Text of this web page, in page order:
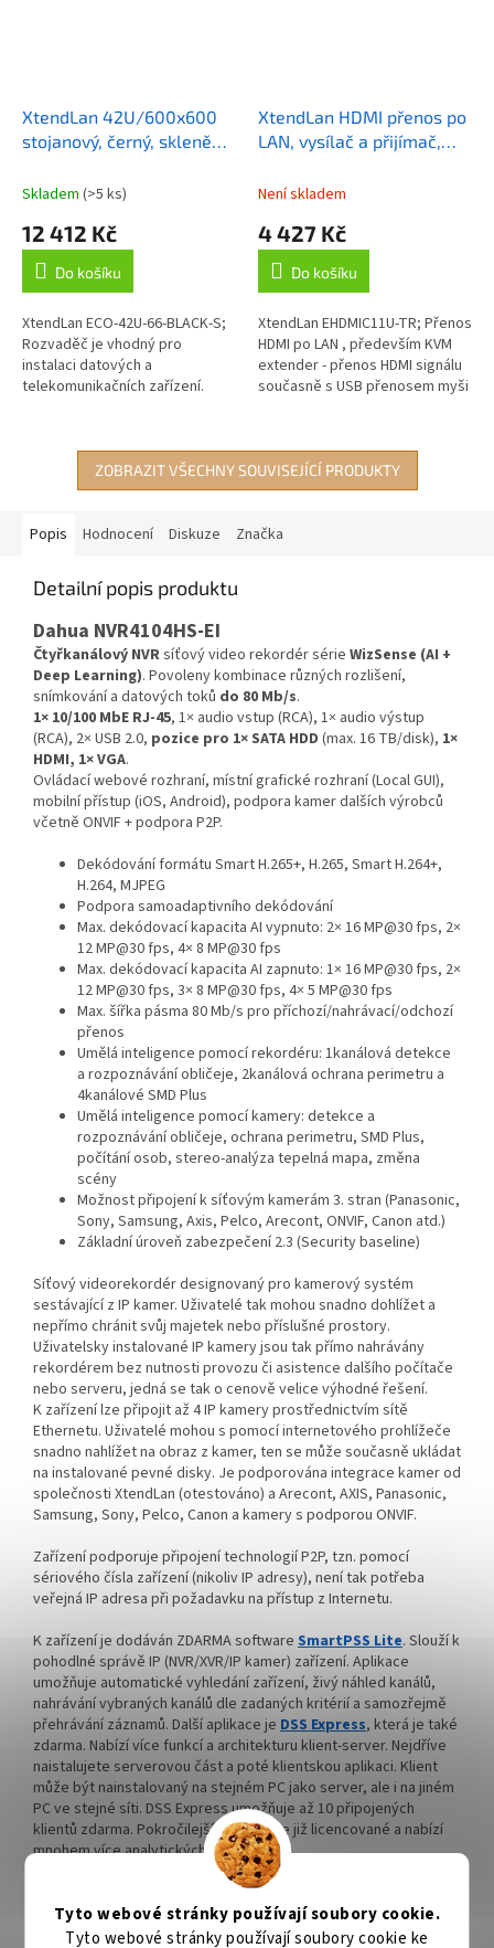
Tyto webové stránky používají soubory cookie.
Tyto webové stránky používají soubory cookie ke
XtendLan 42U/600x600
stojanový, černý, skleněné
Skladem (>5 ks)
12 412 Kč
Do košíku
XtendLan ECO-42U-66-BLACK-S;
Rozvaděč je vhodný pro
instalaci datových a
telekomunikačních zařízení.
jsou z válcované oceli,...
XtendLan HDMI přenos po
LAN, vysílač a přijímač,
přenos USB, funkce KVM
Není skladem
4 427 Kč
Do košíku
XtendLan EHDMIC11U-TR; Přenos
HDMI po LAN , především KVM
extender - přenos HDMI signálu
současně s USB přenosem myši
ZOBRAZIT VŠECHNY SOUVISEJÍCÍ PRODUKTY
Popis Hodnocení Diskuze Značka
Detailní popis produktu
Dahua NVR4104HS-EI
Čtyřkanálový NVRsíťový video rekordér série WizSense (AI +
Deep Learning). Povoleny kombinace různých rozlišení,
snímkování a datových toků do 80 Mb/s.
1× 10/100 MbE RJ-45, 1× audio vstup (RCA), 1× audio výstup
(RCA), 2× USB 2.0, pozice pro 1× SATA HDD (max. 16 TB/disk), 1×
HDMI, 1× VGA.
Ovládací webové rozhraní, místní grafické rozhraní (Local GUI),
mobilní přístup (iOS, Android), podpora kamer dalších výrobců
včetně ONVIF + podpora P2P.
Dekódování formátu Smart H.265+, H.265, Smart H.264+,
H.264, MJPEG
Podpora samoadaptivního dekódování
Max. dekódovací kapacita AI vypnuto: 2× 16 MP@30 fps, 2×
12 MP@30 fps, 4× 8 MP@30 fps
Max. dekódovací kapacita AI zapnuto: 1× 16 MP@30 fps, 2×
12 MP@30 fps, 3× 8 MP@30 fps, 4× 5 MP@30 fps
Max. šířka pásma 80 Mb/s pro příchozí/nahrávací/odchozí
přenos
Umělá inteligence pomocí rekordéru: 1kanálová detekce
a rozpoznávání obličeje, 2kanálová ochrana perimetru a
4kanálové SMD Plus
Umělá inteligence pomocí kamery: detekce a
rozpoznávání obličeje, ochrana perimetru, SMD Plus,
počítání osob, stereo-analýza tepelná mapa, změna
scény
Možnost připojení k síťovým kamerám 3. stran (Panasonic,
Sony, Samsung, Axis, Pelco, Arecont, ONVIF, Canon atd.)
Základní úroveň zabezpečení 2.3 (Security baseline)
Síťový videorekordér designovaný pro kamerový systém
sestávající z IP kamer. Uživatelé tak mohou snadno dohlížet a
nepřímo chránit svůj majetek nebo příslušné prostory.
Uživatelsky instalované IP kamery jsou tak přímo nahrávány
rekordérem bez nutnosti provozu či asistence dalšího počítače
nebo serveru, jedná se tak o cenově velice výhodné řešení.
K zařízení lze připojit až 4 IP kamery prostřednictvím sítě
Ethernetu. Uživatelé mohou s pomocí internetového prohlížeče
snadno nahlížet na obraz z kamer, ten se může současně ukládat
na instalované pevné disky. Je podporována integrace kamer od
společnosti XtendLan (otestováno) a Arecont, AXIS, Panasonic,
Samsung, Sony, Pelco, Canon a kamery s podporou ONVIF.
Zařízení podporuje připojení technologií P2P, tzn. pomocí
sériového čísla zařízení (nikoliv IP adresy), není tak potřeba
veřejná IP adresa při požadavku na přístup z Internetu.
K zařízení je dodáván ZDARMA software SmartPSS Lite. Slouží k
pohodlné správě IP (NVR/XVR/IP kamer) zařízení. Aplikace
umožňuje automatické vyhledání zařízení, živý náhled kanálů,
nahrávání vybraných kanálů dle zadaných kritérií a samozřejmě
přehrávání záznamů. Další aplikace je DSS Express, která je také
zdarma. Nabízí více funkcí a architekturu klient-server. Nejdříve
naistalujete serverovou část a poté klientskou aplikaci. Klient
může být nainstalovaný na stejném PC jako server, ale i na jiném
PC ve stejné síti. DSS Express umožňuje až 10 připojených
klientů zdarma. Pokročilejší DSS Proje již licencované a nabízí
mnohem více analytických funkcí.
Pro mobilní přístup využijte aplikaciDMSS
aplikačních systémových bází (Google/Apple).
ZÁKLADNÍ SPECIFIKACE